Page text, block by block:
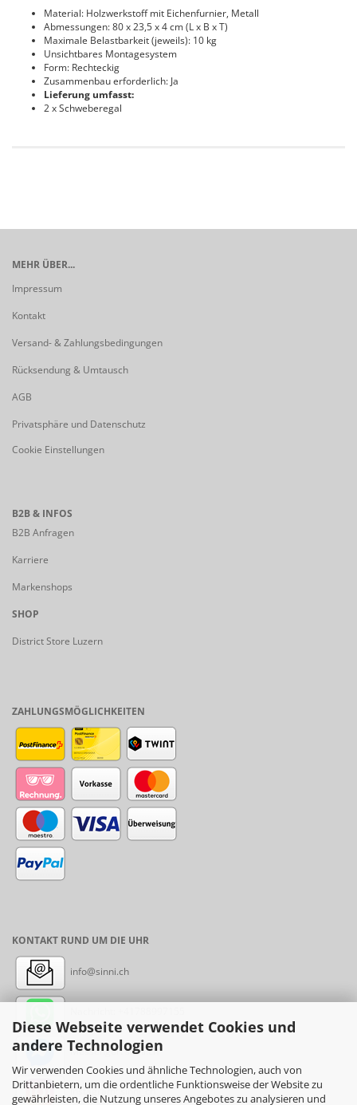
Diese Webseite verwendet Cookies und
andere Technologien
Wir verwenden Cookies und ähnliche Technologien, auch von
Drittanbietern, um die ordentliche Funktionsweise der Website zu
gewährleisten, die Nutzung unseres Angebotes zu analysieren und
Material: Holzwerkstoff mit Eichenfurnier, Metall
Abmessungen: 80 x 23,5 x 4 cm (L x B x T)
Maximale Belastbarkeit (jeweils): 10 kg
Unsichtbares Montagesystem
Form: Rechteckig
Zusammenbau erforderlich: Ja
Lieferung umfasst:
2 x Schweberegal
MEHR ÜBER...
Impressum
Kontakt
Versand- & Zahlungsbedingungen
Rücksendung & Umtausch
AGB
Privatsphäre und Datenschutz
Cookie Einstellungen
B2B & INFOS
B2B Anfragen
Karriere
Markenshops
SHOP
District Store Luzern
ZAHLUNGSMÖGLICHKEITEN
KONTAKT RUND UM DIE UHR
info@sinni.ch
Messenger: sinni.ch
Instagram: sinni_ch